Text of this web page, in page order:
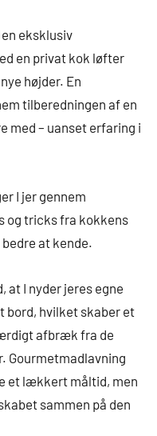
eksklusiv
en privat kok løfter
højder. En
tilberedningen af en
med – uanset erfaring i
I jer gennem
og tricks fra kokkens
at kende.
at I nyder jeres egne
hvilket skaber et
afbræk fra de
Gourmetmadlavning
et lækkert måltid, men
sammen på den